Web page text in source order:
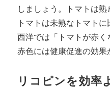
しましょう。トマトは
トマトは未熟なトマト
西洋では「トマトが赤
赤色には健康促進の効果
リコピンを効率